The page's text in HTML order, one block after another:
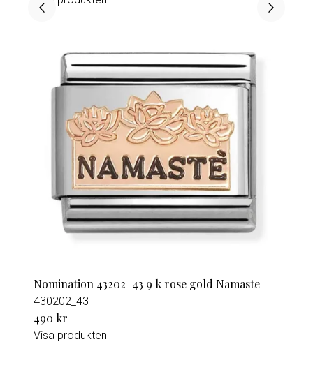
Nomination 43202_43 9 k rose gold Namaste
430202_43
490 kr
Visa produkten